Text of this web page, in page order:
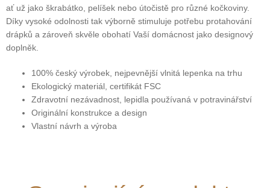
ať už jako škrabátko, pelíšek nebo útočistě pro různé kočkoviny.
Díky vysoké odolnosti tak výborně stimuluje potřebu protahování
drápků a zároveň skvěle obohatí Vaší domácnost jako designový
doplněk.
100% český výrobek, nejpevnější vlnitá lepenka na trhu
Ekologický materiál, certifikát FSC
Zdravotní nezávadnost, lepidla používaná v potravinářství
Originální konstrukce a design
Vlastní návrh a výroba